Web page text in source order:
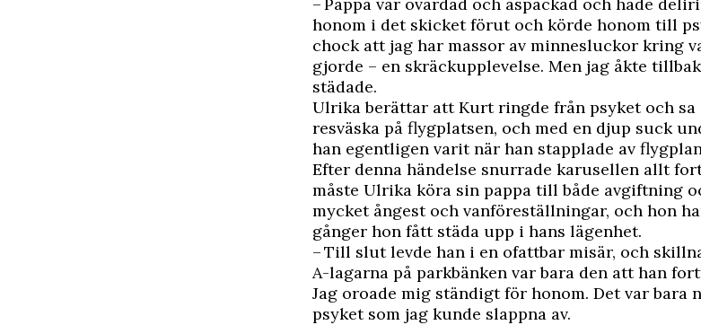
honom i det skicket förut och körde honom till
chock att jag har massor av minnesluckor kring
gjorde – en skräckupplevelse. Men jag åkte
städade.
Ulrika berättar att Kurt ringde från psyket och
resväska på flygplatsen, och med en djup suck
han egentligen varit när han stapplade av
Efter denna händelse snurrade karusellen allt
måste Ulrika köra sin pappa till både avgiftning
mycket ångest och vanföreställningar, och hon
gånger hon fått städa upp i hans lägenhet.
– Till slut levde han i en ofattbar misär, och
A-lagarna på parkbänken var bara den att han
Jag oroade mig ständigt för honom. Det var bara
psyket som jag kunde slappna av.